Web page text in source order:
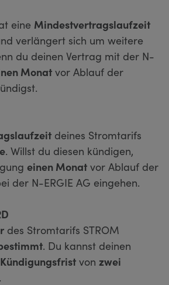
eine Mindestvertragslaufzeit
verlängert sich um weitere
du deinen Vertrag mit der N-
Monat vor Ablauf der
deines Stromtarifs
. Willst du diesen kündigen,
einen Monat vor Ablauf der
der N-ERGIE AG eingehen.
des Stromtarifs STROM
. Du kannst deinen
Kündigungsfrist von zwei